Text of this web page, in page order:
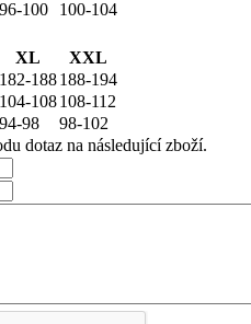
96-100 100-104
XL
XXL
182-188188-194
104-108108-112
94-98
98-102
dotaz na následující zboží.